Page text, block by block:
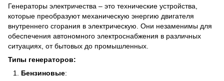
Генераторы электричества – это технические устройства,
которые преобразуют механическую энергию двигателя
внутреннего сгорания в электрическую. Они незаменимы для
обеспечения автономного электроснабжения в различных
ситуациях, от бытовых до промышленных.
Типы генераторов:
Бензиновые: